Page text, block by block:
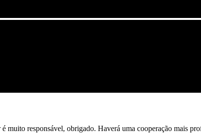
muito responsável, obrigado. Haverá uma cooperação mais